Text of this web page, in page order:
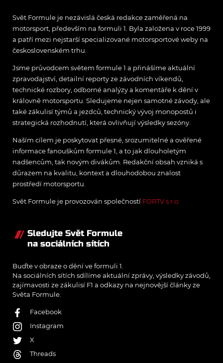
Svět Formule je nezávislá česká redakce zaměřená na
motorsport, především na formuli 1. Byla založena v roce 1999
a patří mezi nejstarší specializované motorsportové weby na
československém trhu.
Jsme průvodcem světem formule 1 a přinášíme aktuální
zpravodajství, detailní reporty ze závodních víkendů,
technické rozbory, odborné analýzy a komentáře k dění v
královně motorsportu. Sledujeme nejen samotné závody, ale
také zákulisí týmů a jezdců, technický vývoj monopostů i
strategická rozhodnutí, která ovlivňují výsledky sezóny.
Naším cílem je poskytovat přesné, srozumitelné a ověřené
informace fanouškům formule 1, a to jak dlouholetým
nadšencům, tak novým divákům. Redakční obsah vzniká s
důrazem na kvalitu, kontext a dlouhodobou znalost
prostředí motorsportu.
Svět Formule je provozován společností FORTV s.r.o.
Sledujte Svět Formule
na sociálních sítích
Buďte v obraze o dění ve formuli 1.
Na sociálních sítích sdílíme aktuální zprávy, výsledky závodů,
zajímavosti ze zákulisí F1 a odkazy na nejnovější články ze
Světa Formule.
Facebook
Instagram
X
Threads